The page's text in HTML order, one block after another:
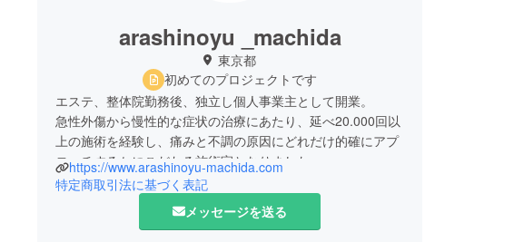
arashinoyu _machida
東京都
初めてのプロジェクトです
エステ、整体院勤務後、独立し個人事業主として開業。
急性外傷から慢性的な症状の治療にあたり、延べ20.000回以
上の施術を経験し、痛みと不調の原因にどれだけ的確にアプ
ローチするかにこだわる施術家となりました。
出身 町田市
趣味 ガーデニング、アウトドア
https://www.arashinoyu-machida.com
特定商取引法に基づく表記
メッセージを送る